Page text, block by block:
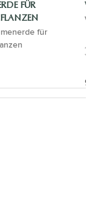
FÜR
für